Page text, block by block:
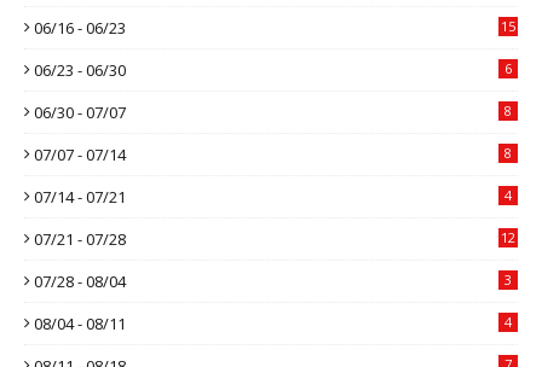
06/16 - 06/23 15
06/23 - 06/30 6
06/30 - 07/07 8
07/07 - 07/14 8
07/14 - 07/21 4
07/21 - 07/28 12
07/28 - 08/04 3
08/04 - 08/11 4